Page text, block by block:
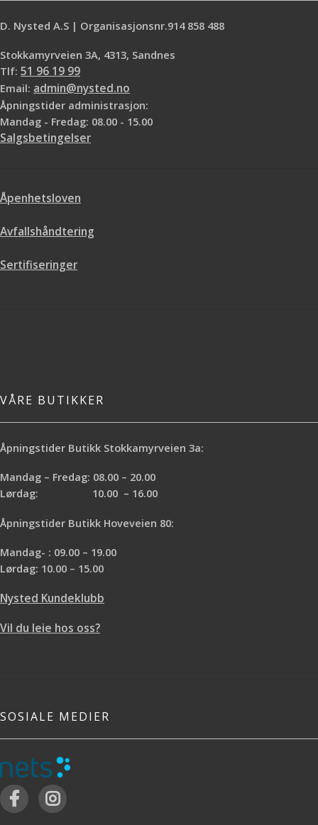
D. Nysted A.S | Organisasjonsnr.914 858 488
Stokkamyrveien 3A, 4313, Sandnes
Tlf: 51 96 19 99
Email: admin@nysted.no
Åpningstider administrasjon:
Mandag - Fredag: 08.00 - 15.00
Salgsbetingelser
Åpenhetsloven
Avfallshåndtering
Sertifiseringer
VÅRE BUTIKKER
Åpningstider Butikk Stokkamyrveien 3a:
Mandag – Fredag: 08.00 – 20.00
Lørdag: 10.00 – 16.00
Åpningstider Butikk Hoveveien 80:
Mandag- : 09.00 – 19.00
Lørdag: 10.00 – 15.00
Nysted Kundeklubb
Vil du leie hos oss?
SOSIALE MEDIER